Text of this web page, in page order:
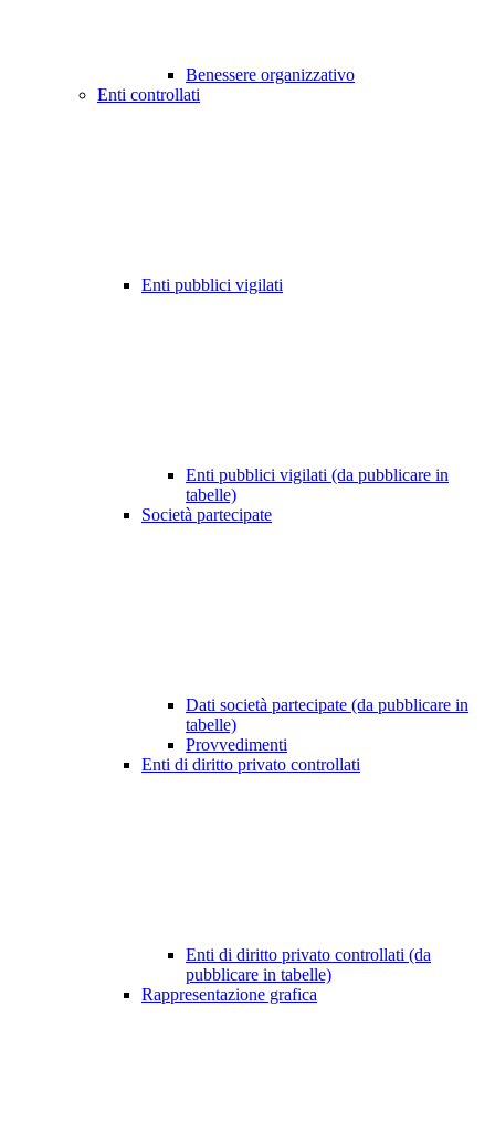
Benessere organizzativo
Enti controllati
Enti pubblici vigilati
Enti pubblici vigilati (da pubblicare in
tabelle)
Società partecipate
Dati società partecipate (da pubblicare in
tabelle)
Provvedimenti
Enti di diritto privato controllati
Enti di diritto privato controllati (da
pubblicare in tabelle)
Rappresentazione grafica